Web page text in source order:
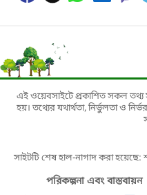
এই ওয়েবসাইটে প্রকাশিত সকল তথ্য
হয়। তথ্যের যথার্থতা, নির্ভুলতা ও
সাইটটি শেষ হাল-নাগাদ করা
পরিকল্পনা এবং বাস্তবায়ন